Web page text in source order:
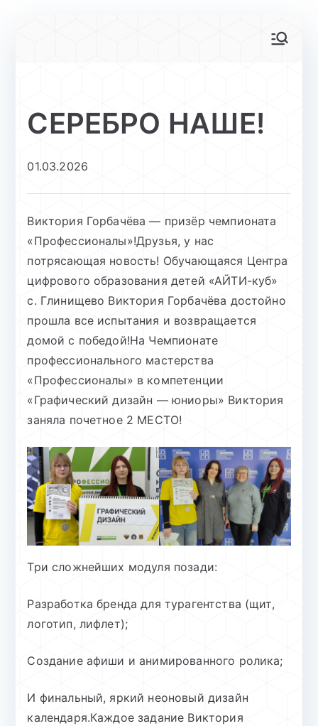
СЕРЕБРО НАШЕ!
01.03.2026
Виктория Горбачёва — призёр чемпионата
«Профессионалы»!Друзья, у нас
потрясающая новость! Обучающаяся Центра
цифрового образования детей «АЙТИ-куб»
с. Глинищево Виктория Горбачёва достойно
прошла все испытания и возвращается
домой с победой!На Чемпионате
профессионального мастерства
«Профессионалы» в компетенции
«Графический дизайн — юниоры» Виктория
заняла почетное 2 МЕСТО!
Три сложнейших модуля позади:
Разработка бренда для турагентства (щит,
логотип, лифлет);
Создание афиши и анимированного ролика;
И финальный, яркий неоновый дизайн
календаря.Каждое задание Виктория